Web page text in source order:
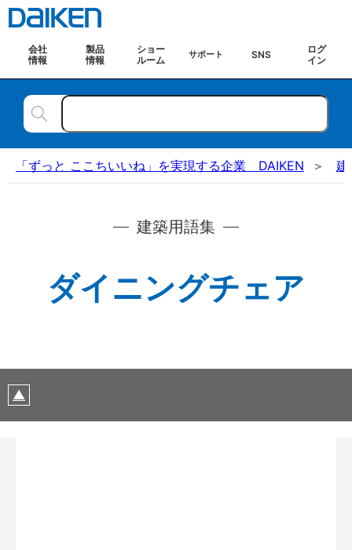
会社
情報
製品
情報
ショー
ルーム
サポート SNS
ログ
イン
「ずっと ここちいいね」を実現する企業 DAIKEN 建
建築用語集
ダイニングチェア